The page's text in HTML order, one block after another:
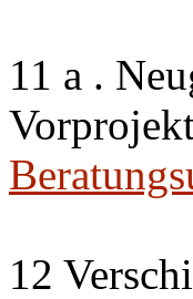
11 a .
12